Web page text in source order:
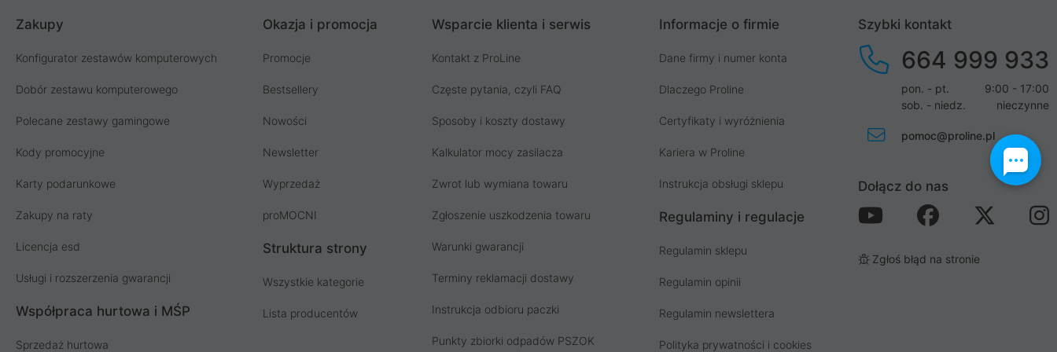
Zakupy
Konfigurator zestawów komputerowych
Dobór zestawu komputerowego
Polecane zestawy gamingowe
Kody promocyjne
Karty podarunkowe
Zakupy na raty
Licencja esd
Usługi i rozszerzenia gwarancji
Współpraca hurtowa i MŚP
Sprzedaż hurtowa
Okazja i promocja
Promocje
Bestsellery
Nowości
Newsletter
Wyprzedaż
proMOCNI
Struktura strony
Wszystkie kategorie
Lista producentów
Wsparcie klienta i serwis
Kontakt z ProLine
Częste pytania, czyli FAQ
Sposoby i koszty dostawy
Kalkulator mocy zasilacza
Zwrot lub wymiana towaru
Zgłoszenie uszkodzenia towaru
Warunki gwarancji
Terminy reklamacji dostawy
Instrukcja odbioru paczki
Punkty zbiorki odpadów PSZOK
Informacje o firmie
Dane firmy i numer konta
Dlaczego Proline
Certyfikaty i wyróżnienia
Kariera w Proline
Instrukcja obsługi sklepu
Regulaminy i regulacje
Regulamin sklepu
Regulamin opinii
Regulamin newslettera
Polityka prywatności i cookies
Szybki kontakt
664 999 933
pon. - pt.
9:00 - 17:00
sob. - niedz.
nieczynne
pomoc@proline.pl
Dołącz do nas
Zgłoś błąd na stronie